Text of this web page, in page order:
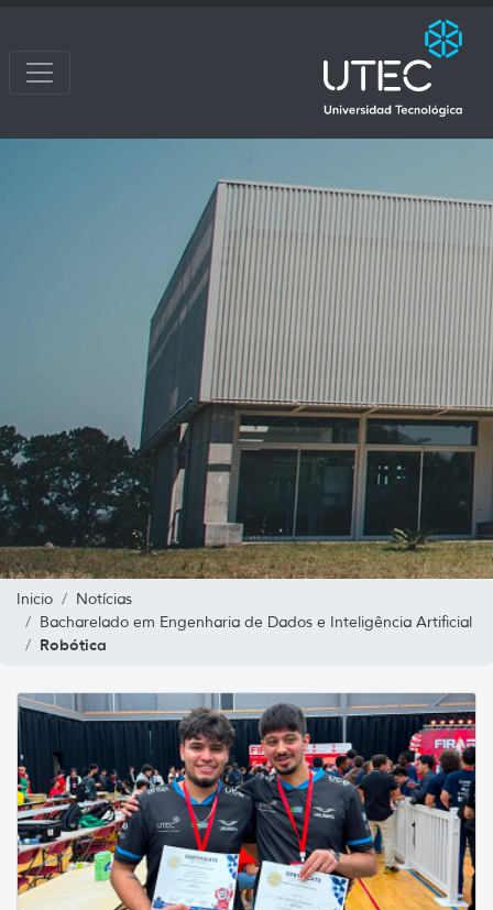
Inicio
Notícias
Bacharelado em Engenharia de Dados e Inteligência Artificial
Robótica